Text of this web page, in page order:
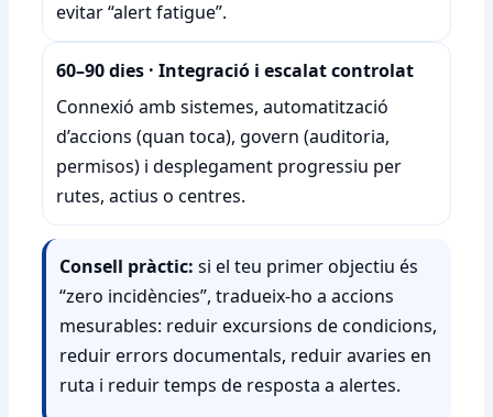
evitar “alert fatigue”.
60–90 dies · Integració i escalat controlat
Connexió amb sistemes, automatització
d’accions (quan toca), govern (auditoria,
permisos) i desplegament progressiu per
rutes, actius o centres.
Consell pràctic: si el teu primer objectiu és
“zero incidències”, tradueix-ho a accions
mesurables: reduir excursions de condicions,
reduir errors documentals, reduir avaries en
ruta i reduir temps de resposta a alertes.